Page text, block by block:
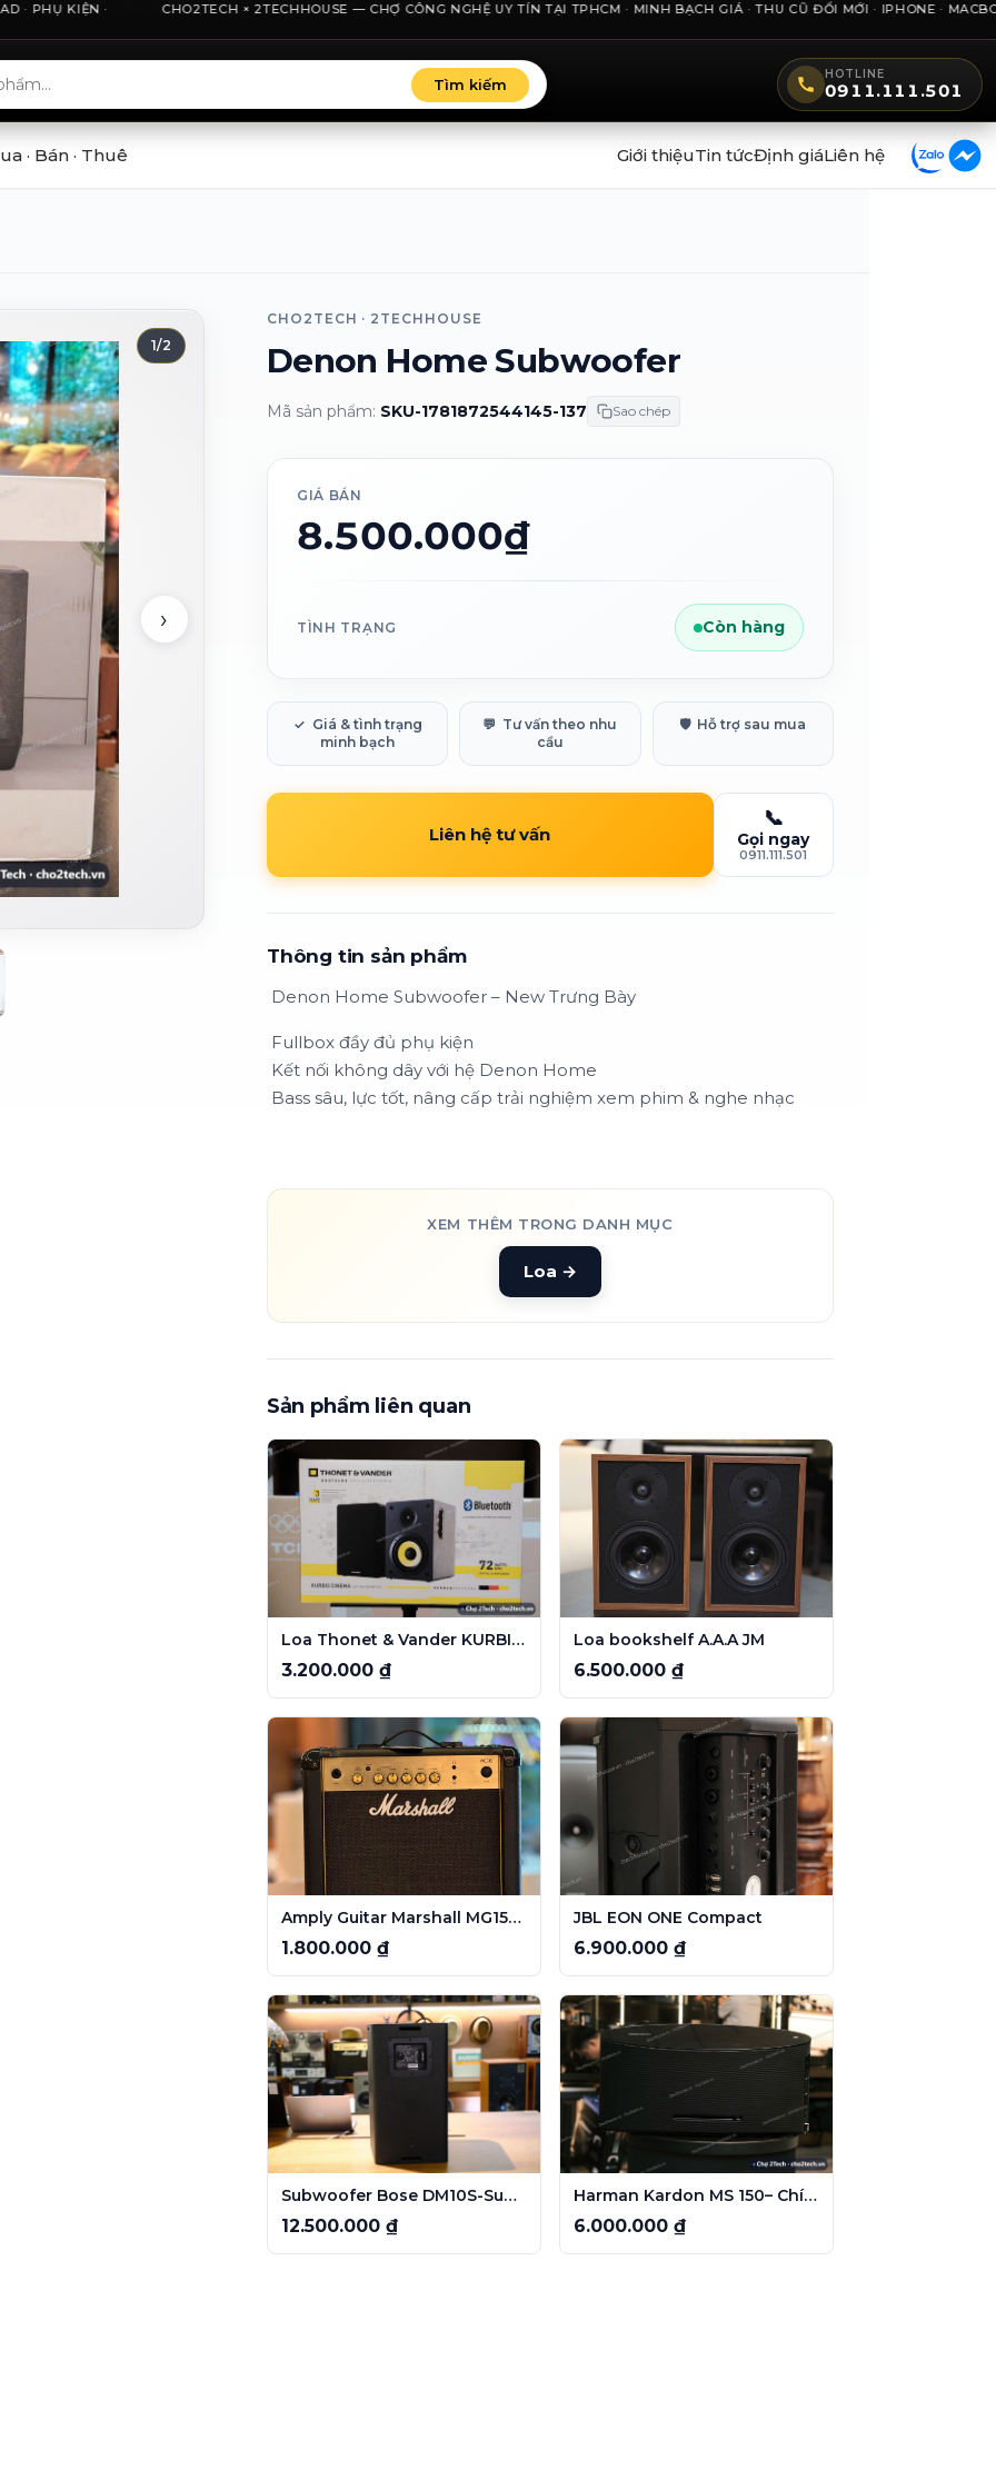
phố Hồ Chí Minh, minh bạch giá và thu cũ đổi mới.
PHỤ KIỆN · CHO2TECH × 2TECHHOUSE — CHỢ CÔNG NGHỆ UY TÍN TẠI TPHCM · MINH BẠCH GIÁ · THU CŨ ĐỔI MỚI · IPHONE ·
Tìm kiếm
HOTLINE
0911.111.501
· Bán · Thuê Giới thiệuTin tứcĐịnh giáLiên hệ
›
1/2
CHO2TECH · 2TECHHOUSE
Denon Home Subwoofer
Mã sản phẩm: SKU-1781872544145-137 Sao chép
GIÁ BÁN
8.500.000₫
TÌNH TRẠNG Còn hàng
✓ Giá & tình trạng
minh bạch
💬 Tư vấn theo nhu
cầu
🛡️ Hỗ trợ sau mua
Liên hệ tư vấn
📞
Gọi ngay
0911.111.501
Thông tin sản phẩm
Denon Home Subwoofer – New Trưng Bày
Fullbox đầy đủ phụ kiện
Kết nối không dây với hệ Denon Home
Bass sâu, lực tốt, nâng cấp trải nghiệm xem phim & nghe nhạc
XEM THÊM TRONG DANH MỤC
Loa →
Sản phẩm liên quan
Loa Thonet & Vander KURBIS CINEMA 2.0 Bluetooth
3.200.000 ₫
Loa bookshelf A.A.A JM
6.500.000 ₫
Amply Guitar Marshall MG15CF – Chính hãng, âm chất Marshall
1.800.000 ₫
JBL EON ONE Compact
6.900.000 ₫
Subwoofer Bose DM10S-Sub – Loa trầm cao cấp cho hệ thống âm thanh chuyên nghiệp
12.500.000 ₫
Harman Kardon MS 150– Chính Hãng PGI
6.000.000 ₫